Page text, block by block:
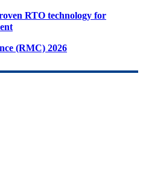
RTO technology for
(RMC) 2026